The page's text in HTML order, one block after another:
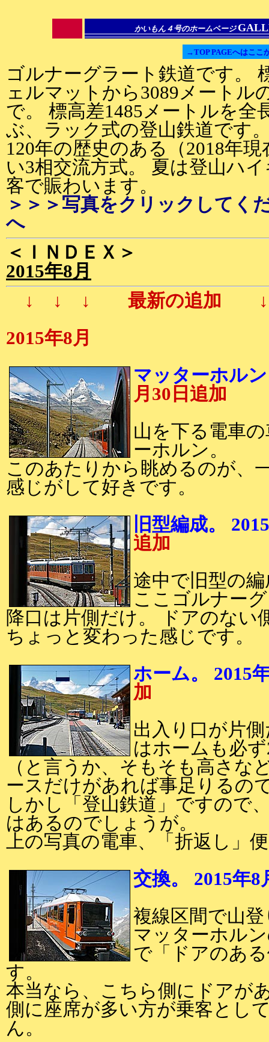
かいもん４号のホームページ
→TOP PAGEへはここ
ゴルナーグラート鉄道です。
ェルマットから3089メートル
で。 標高差1485メートルを全
ぶ、ラック式の登山鉄道です
120年の歴史のある（2018年
い3相交流方式。 夏は登山ハ
客で賑わいます。
＞＞＞写真をクリックしてく
へ
＜ＩＮＤＥＸ＞
2015年8月
↓ ↓ ↓ 最新の追加
2015年8月
マッターホル
月30日追加
山を下る電車
ーホルン。
このあたりから眺めるのが、
感じがして好きです。
旧型編成。
追加
途中で旧型の
ここゴルナー
降口は片側だけ。 ドアのない
ちょっと変わった感じです。
ホーム。 2015
加
出入り口が片
はホームも必
（と言うか、そもそも高さな
ースだけがあれば事足りるの
しかし「登山鉄道」ですので
はあるのでしょうが。
上の写真の電車、「折返し」
交換。 2015年
複線区間で山
マッターホル
で「ドアのあ
す。
本当なら、こちら側にドアが
側に座席が多い方が乗客とし
ん。